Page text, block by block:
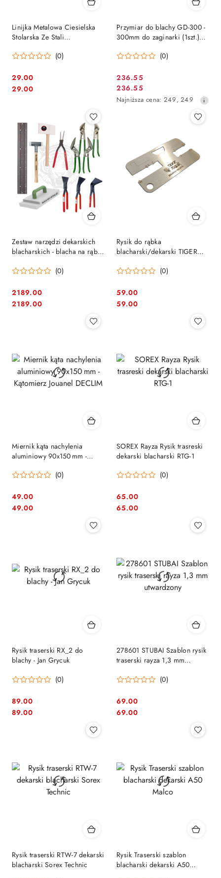
Linijka Metalowa Ciesielska
Stolarska Ze Stali
(0)
Cena:
29.00
Cena:
29.00
Przymiar do blachy GD-300 -
300mm do zaginarki (1szt.)
(0)
Cena
promocyjna:
236.55
Cena
promocyjna:
236.55
Najniższa
Najniższa cena: 249, 249
Zestaw narzędzi dekarskich
blacharskich - blacha na rąbek
(0)
Cena:
2189.00
Cena:
2189.00
Rysik do rąbka
blacharski/dekarski TIGER
precyzyjne narzędzie do
(0)
Cena:
59.00
Cena:
59.00
Miernik kąta nachylenia
aluminiowy 90x150 mm -
(0)
Cena:
49.00
Cena:
49.00
SOREX Rayza Rysik trasreski
dekarski blacharski RTG-1
(0)
Cena:
65.00
Cena:
65.00
Rysik traserski RX_2 do
blachy - Jan Grycuk
(0)
Cena:
89.00
Cena:
89.00
278601 STUBAI Szablon rysik
traserski rayza 1,3 mm
(0)
Cena:
69.00
Cena:
69.00
Rysik traserski RTW-7 dekarski
blacharski Sorex Technic
Rysik Traserski szablon
blacharski dekarski A50